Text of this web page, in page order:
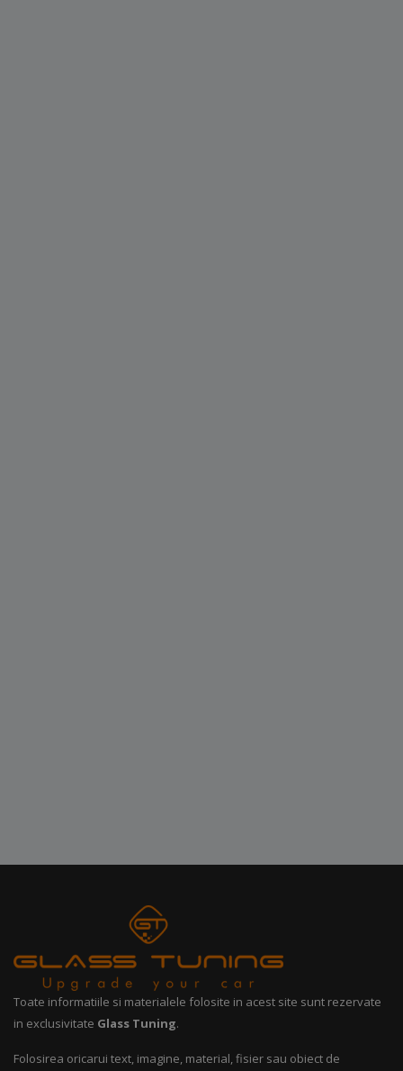
Toate informatiile si materialele folosite in acest site sunt rezervate
in exclusivitate Glass Tuning.
Folosirea oricarui text, imagine, material, fisier sau obiect de